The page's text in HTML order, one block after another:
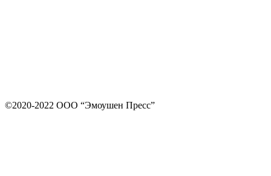
©2020-2022 ООО “Эмоушен Пресс”